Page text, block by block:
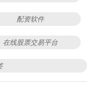
配资软件
在线股票交易平台